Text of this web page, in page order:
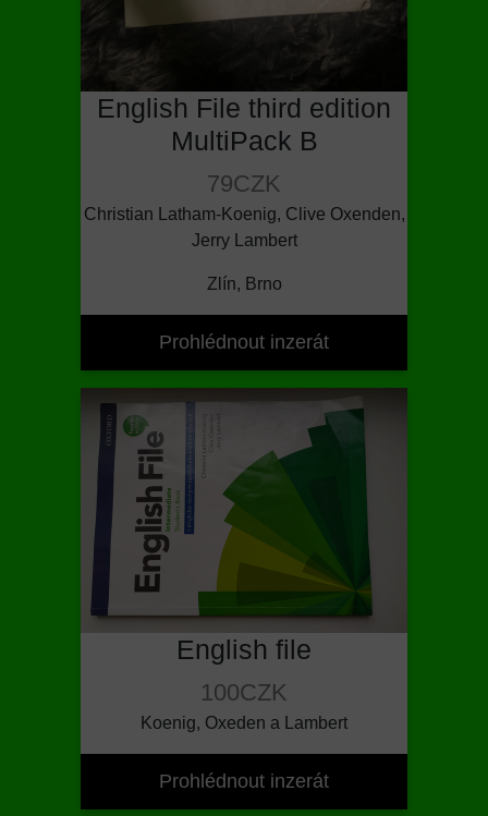
English File third edition
MultiPack B
79CZK
Christian Latham-Koenig, Clive Oxenden,
Jerry Lambert
Zlín, Brno
Prohlédnout inzerát
English file
100CZK
Koenig, Oxeden a Lambert
Prohlédnout inzerát